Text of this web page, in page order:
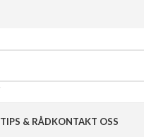
TIPS & RÅDKONTAKT OSS